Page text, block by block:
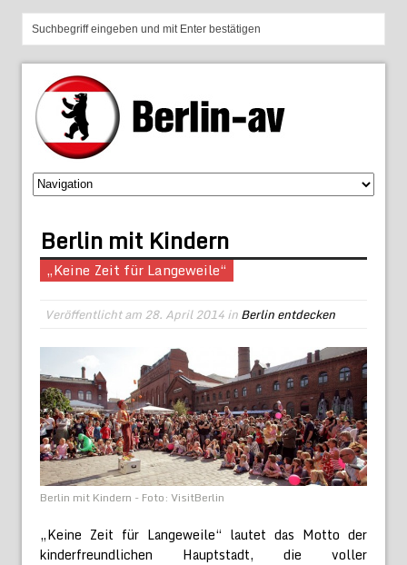
Berlin mit Kindern
„Keine Zeit für Langeweile“
Veröffentlicht am28. April 2014inBerlin entdecken
Berlin mit Kindern - Foto: VisitBerlin
„Keine Zeit für Langeweile“ lautet das Motto der
kinderfreundlichen Hauptstadt, die voller